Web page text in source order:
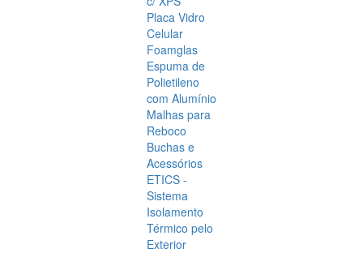
Placa Vidro
Celular
Foamglas
Espuma de
Polietileno
com Alumínio
Malhas para
Reboco
Buchas e
Acessórios
ETICS -
Sistema
Isolamento
Térmico pelo
Exterior